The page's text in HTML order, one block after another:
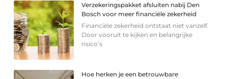
Verzekeringspakket afsluiten nabij Den
Bosch voor meer financiële zekerheid
Financiële zekerheid ontstaat niet vanzelf.
Door vooruit te kijken en belangrijke
risico’s
Hoe herken je een betrouwbare